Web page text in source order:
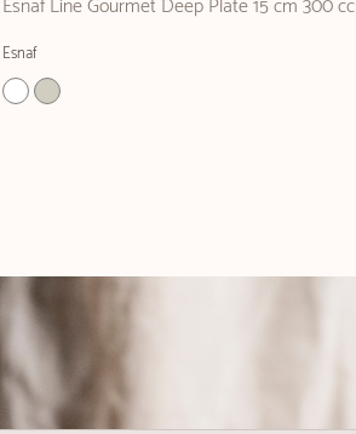
Esnaf Line Gourmet Deep Plate 15 cm 300 cc
Esnaf